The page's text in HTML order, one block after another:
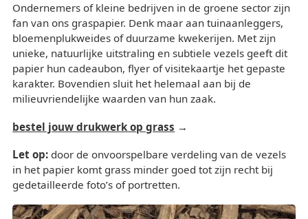
Ondernemers of kleine bedrijven in de groene sector zijn
fan van ons graspapier. Denk maar aan tuinaanleggers,
bloemenplukweides of duurzame kwekerijen. Met zijn
unieke, natuurlijke uitstraling en subtiele vezels geeft dit
papier hun cadeaubon, flyer of visitekaartje het gepaste
karakter. Bovendien sluit het helemaal aan bij de
milieuvriendelijke waarden van hun zaak.
bestel jouw drukwerk op grass
Let op: door de onvoorspelbare verdeling van de vezels
in het papier komt grass minder goed tot zijn recht bij
gedetailleerde foto’s of portretten.